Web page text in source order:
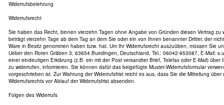
Widerrufsbelehrung
Widerrufsrecht
Sie haben das Recht, binnen vierzehn Tagen ohne Angabe von Gründen diesen Vertrag zu
beträgt vierzehn Tage ab dem Tag an dem Sie oder ein von Ihnen benannter Dritter, der
Ware in Besitz genommen haben bzw. hat. Um Ihr Widerrufsrecht auszuüben, müssen Sie
Ueber den Roten Gräben 3, 63654 Buedingen, Deutschland, Tel.: 06042-953087, E-Mail:
einer eindeutigen Erklärung (z.B. ein mit der Post versandter Brief, Telefax oder E-Mail) über
zu widerrufen, informieren. Sie können dafür das beigefügte Muster-Widerrufsformular
vorgeschrieben ist. Zur Wahrung der Widerrufsfrist reicht es aus, dass Sie die Mitteilung
Widerrufsrechts vor Ablauf der Widerrufsfrist absenden.
Folgen des Widerrufs